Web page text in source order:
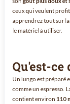
ceux qui veulent
apprendrez tout sur
le matériel à utiliser.
Qu'est-ce
Un lungo est préparé
comme un espresso.
contient environ 110